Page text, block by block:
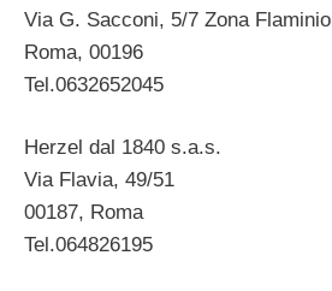
Via G. Sacconi, 5/7 Zona Flaminio
Roma, 00196
Tel.0632652045
Herzel dal 1840 s.a.s.
Via Flavia, 49/51
00187, Roma
Tel.064826195